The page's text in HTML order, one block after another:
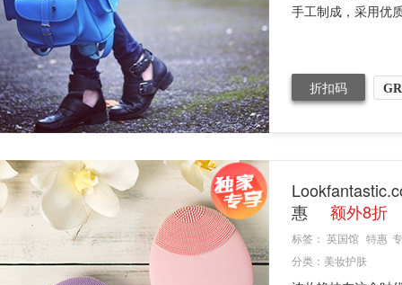
手工制成，采用优
折扣码
惠
额外8折
标签： 英国馆 特惠
分类： 美妆护肤